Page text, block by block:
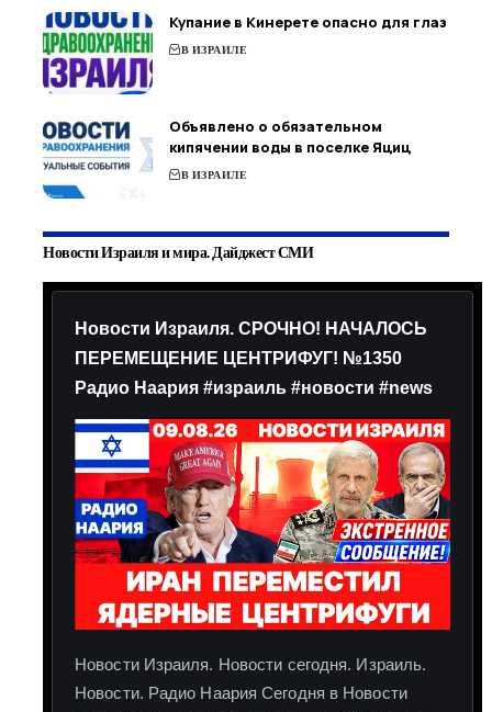
Купание в Кинерете опасно для глаз
В ИЗРАИЛЕ
Объявлено о обязательном
кипячении воды в поселке Яциц
В ИЗРАИЛЕ
Новости Израиля и мира. Дайджест СМИ